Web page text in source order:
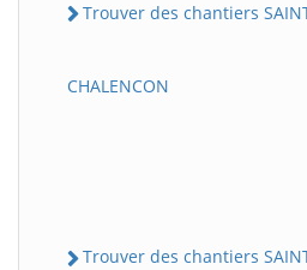
Trouver des chantiers
CHALENCON
Trouver des chantiers